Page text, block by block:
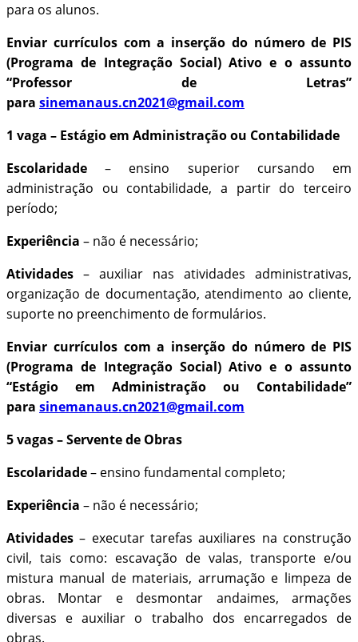
para os alunos.
Enviar currículos com a inserção do número de PIS
(Programa de Integração Social) Ativo e o assunto
“Professor de Letras”
para sinemanaus.cn2021@gmail.com
1 vaga – Estágio em Administração ou Contabilidade
Escolaridade – ensino superior cursando em
administração ou contabilidade, a partir do terceiro
período;
Experiência – não é necessário;
Atividades – auxiliar nas atividades administrativas,
organização de documentação, atendimento ao cliente,
suporte no preenchimento de formulários.
Enviar currículos com a inserção do número de PIS
(Programa de Integração Social) Ativo e o assunto
“Estágio em Administração ou Contabilidade”
para sinemanaus.cn2021@gmail.com
5 vagas – Servente de Obras
Escolaridade– ensino fundamental completo;
Experiência – não é necessário;
Atividades – executar tarefas auxiliares na construção
civil, tais como: escavação de valas, transporte e/ou
mistura manual de materiais, arrumação e limpeza de
obras. Montar e desmontar andaimes, armações
diversas e auxiliar o trabalho dos encarregados de
obras.